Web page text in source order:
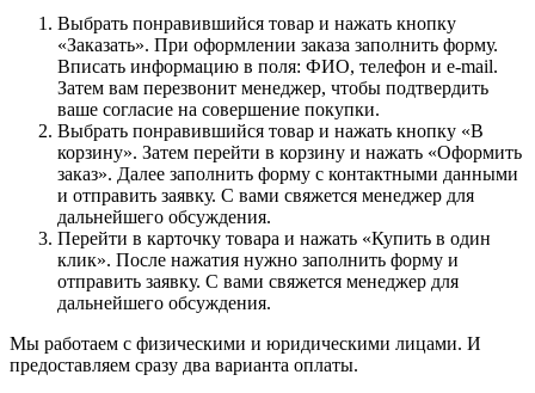
Выбрать понравившийся товар и нажать кнопку
«Заказать». При оформлении заказа заполнить форму.
Вписать информацию в поля: ФИО, телефон и e-mail.
Затем вам перезвонит менеджер, чтобы подтвердить
ваше согласие на совершение покупки.
Выбрать понравившийся товар и нажать кнопку «В
корзину». Затем перейти в корзину и нажать «Оформить
заказ». Далее заполнить форму с контактными данными
и отправить заявку. С вами свяжется менеджер для
дальнейшего обсуждения.
Перейти в карточку товара и нажать «Купить в один
клик». После нажатия нужно заполнить форму и
отправить заявку. С вами свяжется менеджер для
дальнейшего обсуждения.
Мы работаем с физическими и юридическими лицами. И
предоставляем сразу два варианта оплаты.